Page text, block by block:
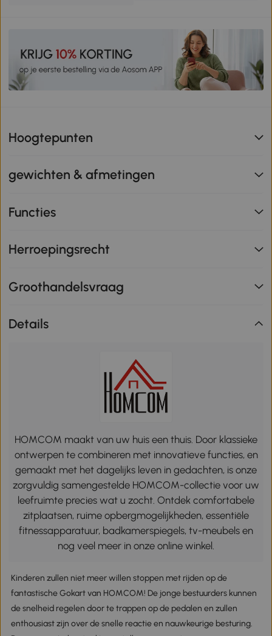
Hoogtepunten
gewichten & afmetingen
Functies
Herroepingsrecht
Groothandelsvraag
Details
HOMCOM maakt van uw huis een thuis. Door klassieke
ontwerpen te combineren met innovatieve functies, en
gemaakt met het dagelijks leven in gedachten, is onze
zorgvuldig samengestelde HOMCOM-collectie voor uw
leefruimte precies wat u zocht. Ontdek comfortabele
zitplaatsen, ruime opbergmogelijkheden, essentiële
fitnessapparatuur, badkamerspiegels, tv-meubels en
nog veel meer in onze online winkel.
Kinderen zullen niet meer willen stoppen met rijden op de
fantastische Gokart van HOMCOM! De jonge bestuurders kunnen
de snelheid regelen door te trappen op de pedalen en zullen
enthousiast zijn over de snelle reactie en nauwkeurige besturing.